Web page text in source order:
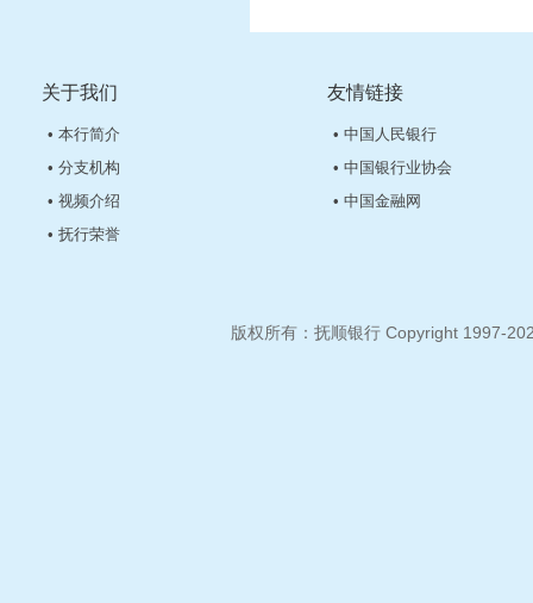
关于我们
• 本行简介
• 分支机构
• 视频介绍
• 抚行荣誉
友情链接
• 中国人民银行
• 中国银行业协会
• 中国金融网
版权所有：抚顺银行 Copyright 1997-